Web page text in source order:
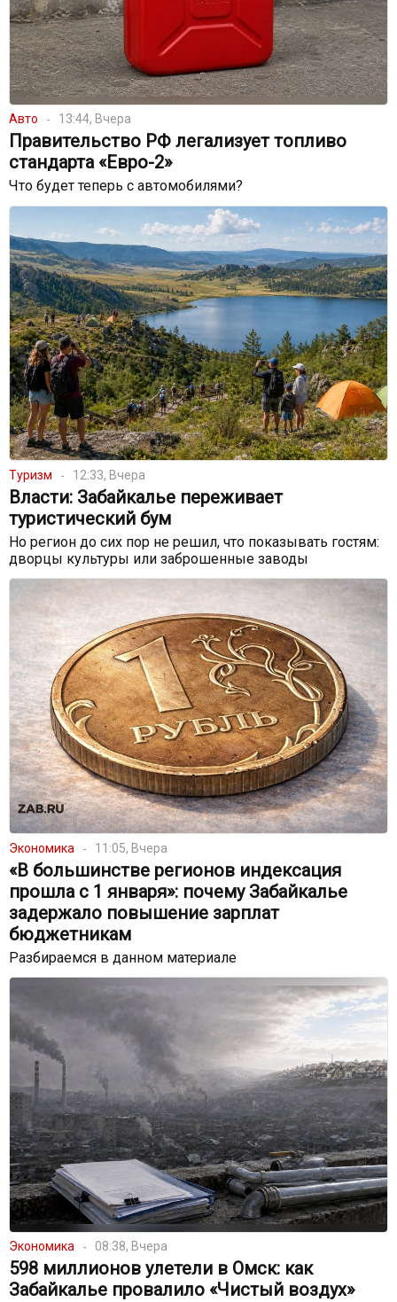
Авто 13:44, Вчера
Правительство РФ легализует топливо
стандарта «Евро-2»
Что будет теперь с автомобилями?
Туризм 12:33, Вчера
Власти: Забайкалье переживает
туристический бум
Но регион до сих пор не решил, что показывать гостям:
дворцы культуры или заброшенные заводы
Экономика 11:05, Вчера
«В большинстве регионов индексация
прошла с 1 января»: почему Забайкалье
задержало повышение зарплат
бюджетникам
Разбираемся в данном материале
Экономика 08:38, Вчера
598 миллионов улетели в Омск: как
Забайкалье провалило «Чистый воздух»